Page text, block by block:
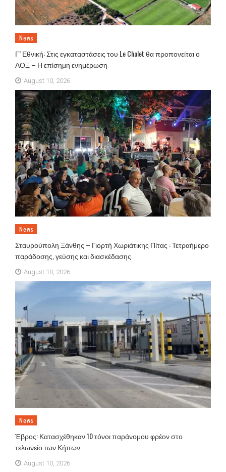
News
Γ’ Εθνική: Στις εγκαταστάσεις του Le Chalet θα προπονείται ο
ΑΟΞ – Η επίσημη ενημέρωση
August 10, 2026
News
Σταυρούπολη Ξάνθης – Γιορτή Χωριάτικης Πίτας : Τετραήμερο
παράδοσης, γεύσης και διασκέδασης
August 10, 2026
News
Έβρος: Κατασχέθηκαν 10 τόνοι παράνομου φρέον στο
τελωνείο των Κήπων
August 10, 2026